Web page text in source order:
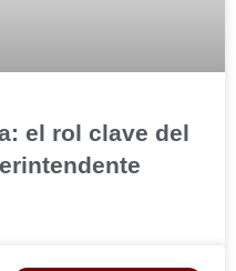
el rol clave del